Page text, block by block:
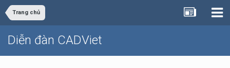
Trang chủ
Diễn đàn CADViet